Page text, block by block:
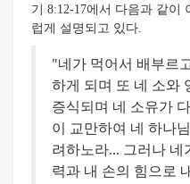
기 8:12-17에서 다음과 같이
럽게 설명되고 있다.
"네가 먹어서 배부르
하게 되며 또 네 소와
증식되며 네 소유가
이 교만하여 네 하나
려하노라... 그러나 네
력과 내 손의 힘으로